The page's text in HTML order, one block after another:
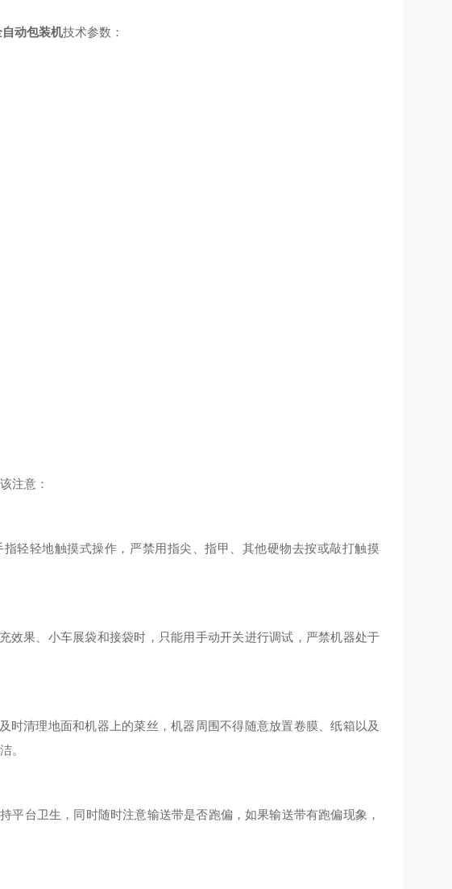
自动包装机技术参数：
注意：
轻地触摸式操作，严禁用指尖、指甲、其他硬物去按或敲打触摸
果、小车展袋和接袋时，只能用手动开关进行调试，严禁机器处于
理地面和机器上的菜丝，机器周围不得随意放置卷膜、纸箱以及
。
卫生，同时随时注意输送带是否跑偏，如果输送带有跑偏现象，